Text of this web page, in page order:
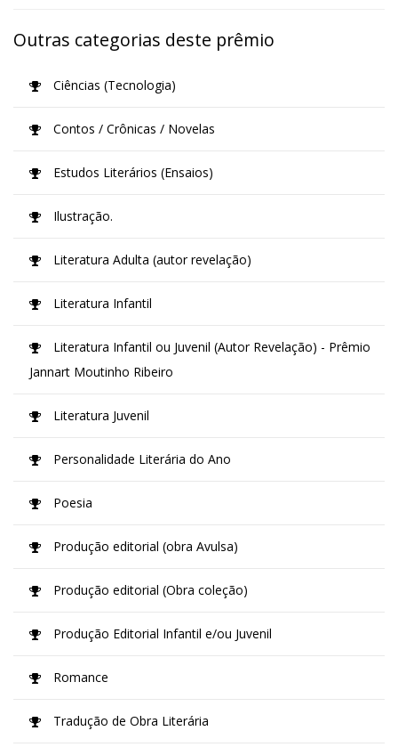
Outras categorias deste prêmio
Ciências (Tecnologia)
Contos / Crônicas / Novelas
Estudos Literários (Ensaios)
Ilustração.
Literatura Adulta (autor revelação)
Literatura Infantil
Literatura Infantil ou Juvenil (Autor Revelação) - Prêmio
Jannart Moutinho Ribeiro
Literatura Juvenil
Personalidade Literária do Ano
Poesia
Produção editorial (obra Avulsa)
Produção editorial (Obra coleção)
Produção Editorial Infantil e/ou Juvenil
Romance
Tradução de Obra Literária